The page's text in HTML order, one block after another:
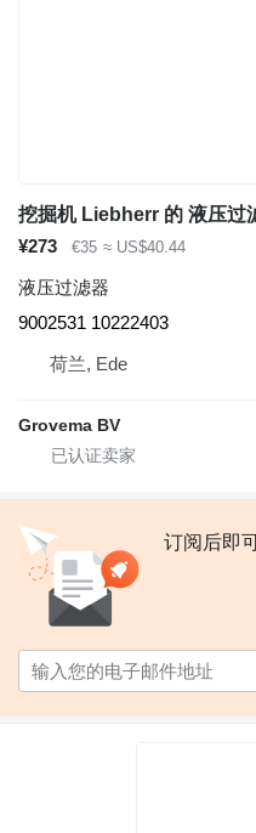
¥273 €35 ≈ US$40.44
液压过滤器
9002531 10222403
荷兰, Ede
Grovema BV
订阅后即